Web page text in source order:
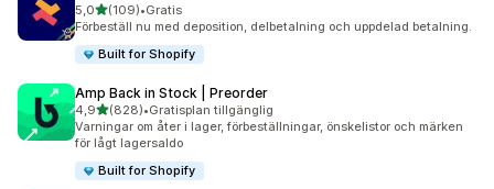
5,0av 5 stjärnor
(109)
109 recensioner totalt
•Gratis
Förbeställ nu med deposition, delbetalning och uppdelad betalning.
Built for Shopify
Amp Back in Stock | Preorder
4,9av 5 stjärnor
(828)
828 recensioner totalt
•Gratisplan tillgänglig
Varningar om åter i lager, förbeställningar, önskelistor och märken
för lågt lagersaldo
Built for Shopify